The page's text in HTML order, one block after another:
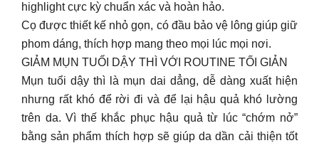
highlight cực kỳ chuẩn xác và hoàn hảo.
Cọ được thiết kế nhỏ gọn, có đầu bảo vệ lông giúp giữ
phom dáng, thích hợp mang theo mọi lúc mọi nơi.
GIẢM MỤN TUỔI DẬY THÌ VỚI ROUTINE TỐI GIẢN
Mụn tuổi dậy thì là mụn dai dẳng, dễ dàng xuất hiện
nhưng rất khó để rời đi và để lại hậu quả khó lường
trên da. Vì thế khắc phục hậu quả từ lúc “chớm nở”
bằng sản phẩm thích hợp sẽ giúp da dần cải thiện tốt